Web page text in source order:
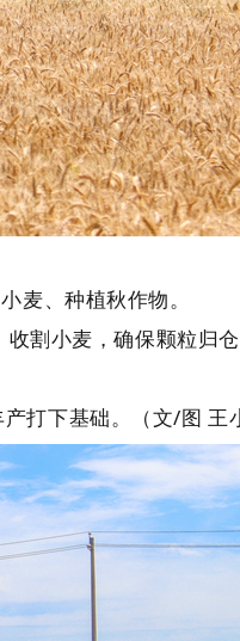
麦、种植秋作物。
割小麦，确保颗粒归
打下基础。（文/图 王